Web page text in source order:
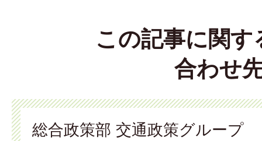
この記事に関す
合わせ
総合政策部 交通政策グループ